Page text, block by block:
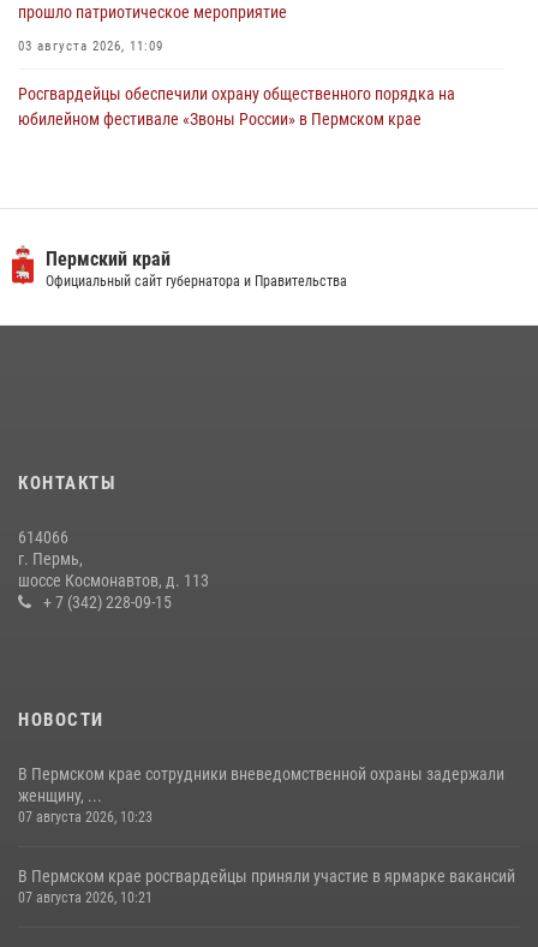
прошло патриотическое мероприятие
03 августа 2026, 11:09
Росгвардейцы обеспечили охрану общественного порядка на
юбилейном фестивале «Звоны России» в Пермском крае
ветеринарно-санитарной службы с годовщиной образования
13 июля 2026, 10:43
30 июля 2026, 05:19
17 июля 2026, 10:34
Пермский край
Официальный сайт губернатора и Правительства
КОНТАКТЫ
614066
г. Пермь,
шоссе Космонавтов, д. 113
+ 7 (342) 228-09-15
НОВОСТИ
В Пермском крае сотрудники вневедомственной охраны задержали
женщину, ...
07 августа 2026, 10:23
В Пермском крае росгвардейцы приняли участие в ярмарке вакансий
07 августа 2026, 10:21